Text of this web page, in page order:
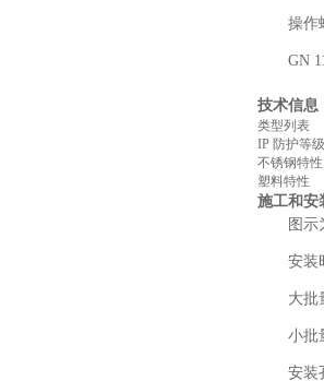
操作
GN
技术信息
类型列表
IP 防护等
不锈钢特
塑料特性
施工和安
图示
安装
大批
小批
安装